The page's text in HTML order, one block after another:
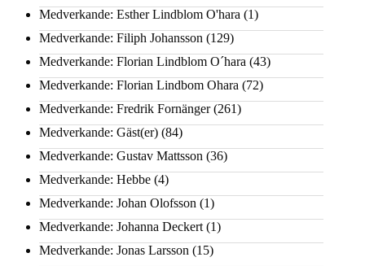
Medverkande: Esther Lindblom O'hara (1)
Medverkande: Filiph Johansson (129)
Medverkande: Florian Lindblom O´hara (43)
Medverkande: Florian Lindbom Ohara (72)
Medverkande: Fredrik Fornänger(261)
Medverkande: Gäst(er) (84)
Medverkande: Gustav Mattsson (36)
Medverkande: Hebbe (4)
Medverkande: Johan Olofsson (1)
Medverkande: Johanna Deckert (1)
Medverkande: Jonas Larsson (15)